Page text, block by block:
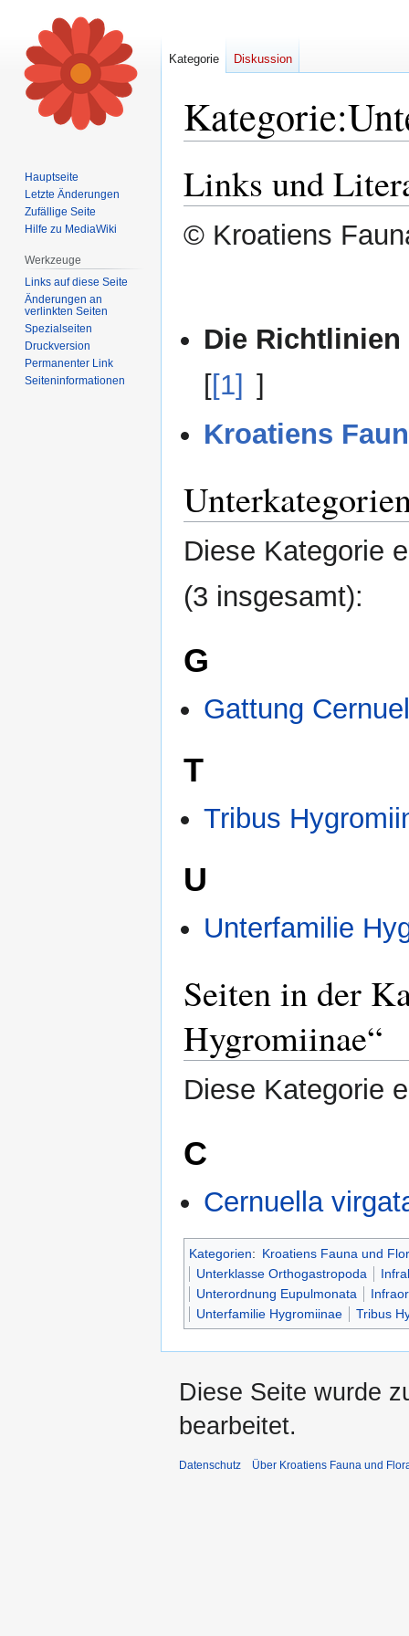
Kategorie:
Navigation
springen
Suche
springen
Links und
© Kroatiens
Die
[[1] ]
Kroatiens
Diese Kategorie
(3 insgesamt):
G
Gattung
T
Tribus
U
Unterfamilie
Seiten in der
Hygromiinae“
Diese Kategorie
C
Cernuella
Kategorien: Kroatiens Fauna und
Unterklasse Orthogastropoda
Unterordnung Eupulmonata
Unterfamilie Hygromiinae
Tribus
Kategorie Diskussion
Hauptseite
Letzte Änderungen
Zufällige Seite
Hilfe zu MediaWiki
Werkzeuge
Links auf diese Seite
Änderungen an
verlinkten Seiten
Spezialseiten
Druckversion
Permanenter Link
Seiten­informationen
Diese Seite wurde
bearbeitet.
Datenschutz Über Kroatiens Fauna und